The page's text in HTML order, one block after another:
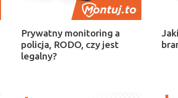
Prywatny monitoring a
policja, RODO, czy jest
legalny?